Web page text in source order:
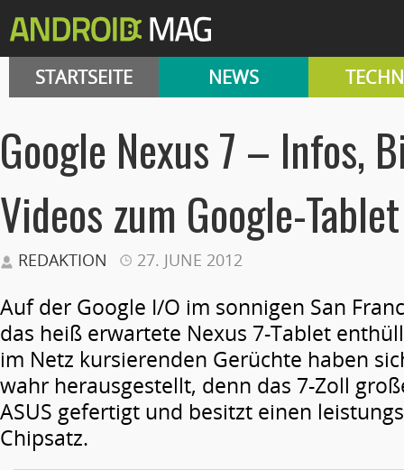
STARTSEITE NEWS
Google Nexus 7 – Infos,
Videos zum Google-
REDAKTION 27. JUNE 2012
Auf der Google I/O im sonnigen San
das heiß erwartete Nexus 7-Tablet
im Netz kursierenden Gerüchte haben
wahr herausgestellt, denn das 7-Zoll
ASUS gefertigt und besitzt einen
Chipsatz.